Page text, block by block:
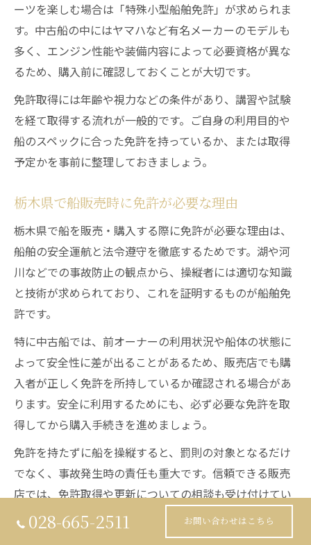
ーツを楽しむ場合は「特殊小型船舶免許」が求められま
す。中古船の中にはヤマハなど有名メーカーのモデルも
多く、エンジン性能や装備内容によって必要資格が異な
るため、購入前に確認しておくことが大切です。
免許取得には年齢や視力などの条件があり、講習や試験
を経て取得する流れが一般的です。ご自身の利用目的や
船のスペックに合った免許を持っているか、または取得
予定かを事前に整理しておきましょう。
栃木県で船販売時に免許が必要な理由
栃木県で船を販売・購入する際に免許が必要な理由は、
船舶の安全運航と法令遵守を徹底するためです。湖や河
川などでの事故防止の観点から、操縦者には適切な知識
と技術が求められており、これを証明するものが船舶免
許です。
特に中古船では、前オーナーの利用状況や船体の状態に
よって安全性に差が出ることがあるため、販売店でも購
入者が正しく免許を所持しているか確認される場合があ
ります。安全に利用するためにも、必ず必要な免許を取
得してから購入手続きを進めましょう。
免許を持たずに船を操縦すると、罰則の対象となるだけ
でなく、事故発生時の責任も重大です。信頼できる販売
店では、免許取得や更新についての相談も受け付けてい
ますので、不安な点があれば事前に問い合わせることを
028-665-2511 お問い合わせはこちら